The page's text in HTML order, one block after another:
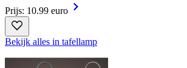
Prijs: 10.99 euro
Bekijk alles in tafellamp